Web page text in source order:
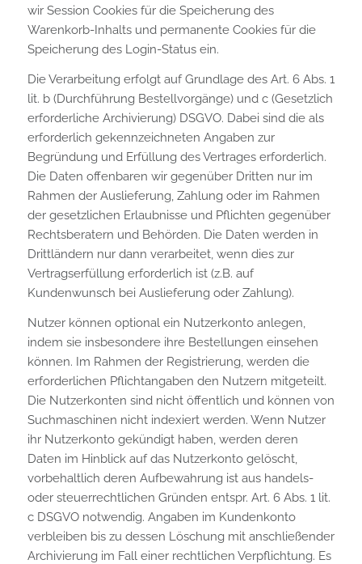
wir Session Cookies für die Speicherung des
Warenkorb-Inhalts und permanente Cookies für die
Speicherung des Login-Status ein.
Die Verarbeitung erfolgt auf Grundlage des Art. 6 Abs. 1
lit. b (Durchführung Bestellvorgänge) und c (Gesetzlich
erforderliche Archivierung) DSGVO. Dabei sind die als
erforderlich gekennzeichneten Angaben zur
Begründung und Erfüllung des Vertrages erforderlich.
Die Daten offenbaren wir gegenüber Dritten nur im
Rahmen der Auslieferung, Zahlung oder im Rahmen
der gesetzlichen Erlaubnisse und Pflichten gegenüber
Rechtsberatern und Behörden. Die Daten werden in
Drittländern nur dann verarbeitet, wenn dies zur
Vertragserfüllung erforderlich ist (z.B. auf
Kundenwunsch bei Auslieferung oder Zahlung).
Nutzer können optional ein Nutzerkonto anlegen,
indem sie insbesondere ihre Bestellungen einsehen
können. Im Rahmen der Registrierung, werden die
erforderlichen Pflichtangaben den Nutzern mitgeteilt.
Die Nutzerkonten sind nicht öffentlich und können von
Suchmaschinen nicht indexiert werden. Wenn Nutzer
ihr Nutzerkonto gekündigt haben, werden deren
Daten im Hinblick auf das Nutzerkonto gelöscht,
vorbehaltlich deren Aufbewahrung ist aus handels-
oder steuerrechtlichen Gründen entspr. Art. 6 Abs. 1 lit.
c DSGVO notwendig. Angaben im Kundenkonto
verbleiben bis zu dessen Löschung mit anschließender
Archivierung im Fall einer rechtlichen Verpflichtung. Es